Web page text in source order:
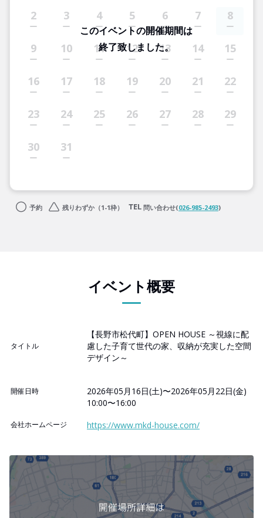
2 3 4 5 6 7 8
9 10 11 12 13 14 15
16 17 18 19 20 21 22
23 24 25 26 27 28 29
30 31
このイベントの開催期間は
終了致しました。
予約 残りわずか（1-1枠） 問い合わせ(026-985-2493)
イベント概要
タイトル
【長野市松代町】OPEN HOUSE ～視線に配
慮した子育て世代の家、収納が充実した空間
デザイン～
開催日時
2026年05月16日(土)〜2026年05月22日(金)
10:00〜16:00
会社ホームページ https://www.mkd-house.com/